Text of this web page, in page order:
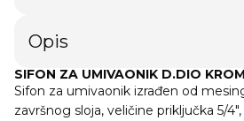
Opis
SIFON ZA UMIVAONIK D.DIO KROM
Sifon za umivaonik izrađen od
završnog sloja, veličine priključka 5/